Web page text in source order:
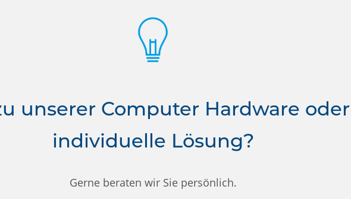
unserer Computer Hardware
individuelle Lösung?
Gerne beraten wir Sie persönlich.